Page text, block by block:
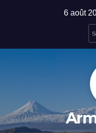
6 août